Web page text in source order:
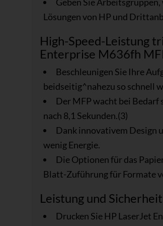
Lösungen von HP und
High-Speed-Leistung
Enterprise M636fh
Beschleunigen Sie Ihre
beidseitig^nahezu so schnell
Der MFP wacht bei Bedarf
nach 8,1 Sekunden.(3)
Dank innovativem Design
wenig Energie.
Die Optionen für das
Blatt-Zuführung für Formate
Leistung und
Drucken Sie HP LaserJet